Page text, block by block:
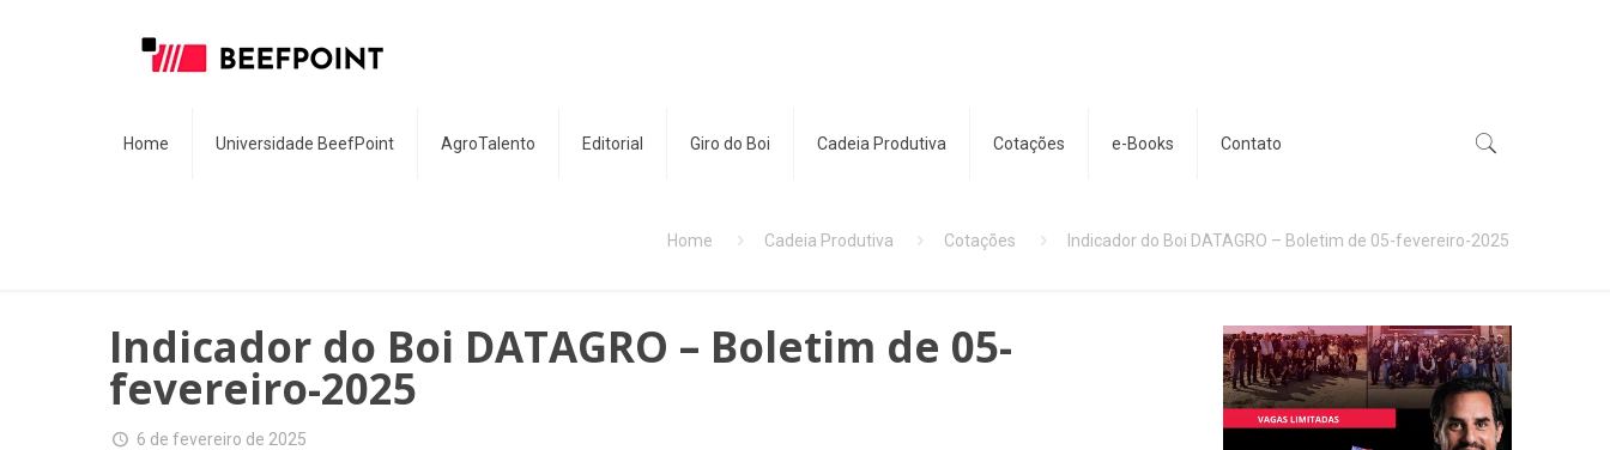
Home Universidade BeefPoint AgroTalento Editorial Giro do Boi Cadeia Produtiva Cotações e-Books Contato
Home Cadeia Produtiva Cotações Indicador do Boi DATAGRO – Boletim de 05-fevereiro-2025
Indicador do Boi DATAGRO – Boletim de 05-
fevereiro-2025
6 de fevereiro de 2025